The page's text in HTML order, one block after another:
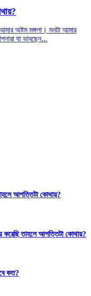
অষ্টম মঙ্গলা। মনটা আমার
যা ভাবছেন...
আপত্তিটা কোথায়?
করেছি তাহলে আপত্তিটা কোথায়?
কত?